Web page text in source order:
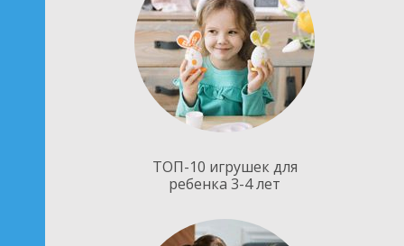
ТОП-10 игрушек для
ребенка 3-4 лет